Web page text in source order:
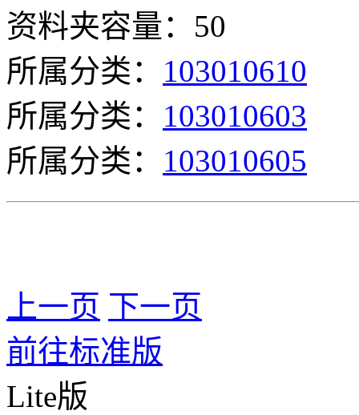
资料夹容量：50
所属分类： 103010610
所属分类： 103010603
所属分类： 103010605
上一页 下一页
前往标准版
Lite版